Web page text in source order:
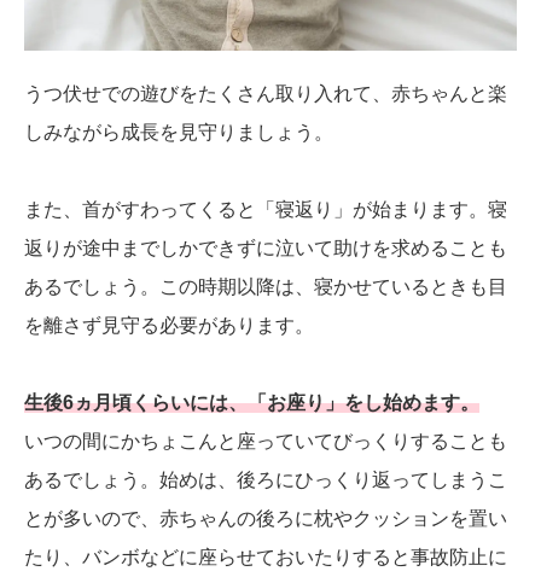
うつ伏せでの遊びをたくさん取り入れて、赤ちゃんと楽
しみながら成長を見守りましょう。
また、首がすわってくると「寝返り」が始まります。寝
返りが途中までしかできずに泣いて助けを求めることも
あるでしょう。この時期以降は、寝かせているときも目
を離さず見守る必要があります。
生後6ヵ月頃くらいには、「お座り」をし始めます。
いつの間にかちょこんと座っていてびっくりすることも
あるでしょう。始めは、後ろにひっくり返ってしまうこ
とが多いので、赤ちゃんの後ろに枕やクッションを置い
たり、バンボなどに座らせておいたりすると事故防止に